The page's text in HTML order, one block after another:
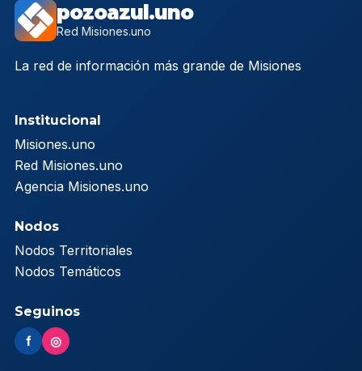
pozoazul.uno
Red Misiones.uno
La red de información más grande de Misiones
Institucional
Misiones.uno
Red Misiones.uno
Agencia Misiones.uno
Nodos
Nodos Territoriales
Nodos Temáticos
Seguinos
f ◎